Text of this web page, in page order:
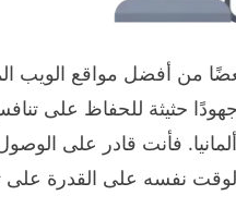
من أفضل مواقع الويب
فأنت قادر على
نفسه على القدرة على